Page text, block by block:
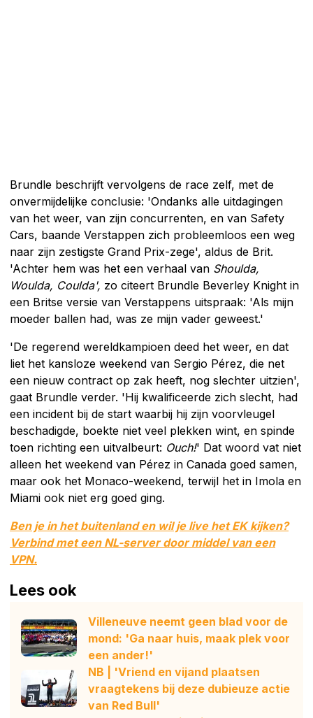
Brundle beschrijft vervolgens de race zelf, met de
onvermijdelijke conclusie: 'Ondanks alle uitdagingen
van het weer, van zijn concurrenten, en van Safety
Cars, baande Verstappen zich probleemloos een weg
naar zijn zestigste Grand Prix-zege', aldus de Brit.
'Achter hem was het een verhaal van Shoulda,
Woulda, Coulda', zo citeert Brundle Beverley Knight in
een Britse versie van Verstappens uitspraak: 'Als mijn
moeder ballen had, was ze mijn vader geweest.'
'De regerend wereldkampioen deed het weer, en dat
liet het kansloze weekend van Sergio Pérez, die net
een nieuw contract op zak heeft, nog slechter uitzien',
gaat Brundle verder. 'Hij kwalificeerde zich slecht, had
een incident bij de start waarbij hij zijn voorvleugel
beschadigde, boekte niet veel plekken wint, en spinde
toen richting een uitvalbeurt: Ouch!' Dat woord vat niet
alleen het weekend van Pérez in Canada goed samen,
maar ook het Monaco-weekend, terwijl het in Imola en
Miami ook niet erg goed ging.
Ben je in het buitenland en wil je live het EK kijken?
Verbind met een NL-server door middel van een
VPN.
Lees ook
Villeneuve neemt geen blad voor de
mond: 'Ga naar huis, maak plek voor
een ander!'
NB | 'Vriend en vijand plaatsen
vraagtekens bij deze dubieuze actie
van Red Bull'